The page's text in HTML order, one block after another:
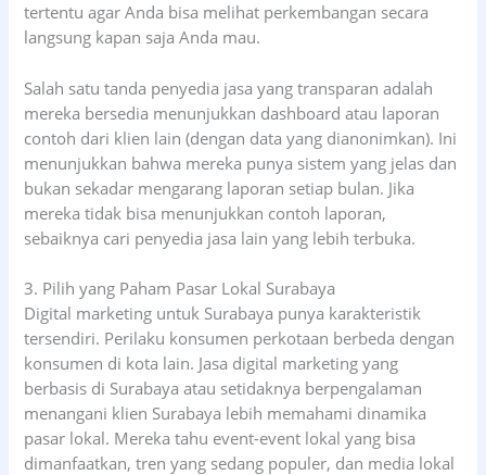
tertentu agar Anda bisa melihat perkembangan secara
langsung kapan saja Anda mau.
Salah satu tanda penyedia jasa yang transparan adalah
mereka bersedia menunjukkan dashboard atau laporan
contoh dari klien lain (dengan data yang dianonimkan). Ini
menunjukkan bahwa mereka punya sistem yang jelas dan
bukan sekadar mengarang laporan setiap bulan. Jika
mereka tidak bisa menunjukkan contoh laporan,
sebaiknya cari penyedia jasa lain yang lebih terbuka.
3. Pilih yang Paham Pasar Lokal Surabaya
Digital marketing untuk Surabaya punya karakteristik
tersendiri. Perilaku konsumen perkotaan berbeda dengan
konsumen di kota lain. Jasa digital marketing yang
berbasis di Surabaya atau setidaknya berpengalaman
menangani klien Surabaya lebih memahami dinamika
pasar lokal. Mereka tahu event-event lokal yang bisa
dimanfaatkan, tren yang sedang populer, dan media lokal